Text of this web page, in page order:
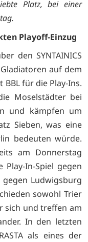
Platz, bei einer
Playoff-Einzug
den SYNTAINICS
auf dem
BBL für die Play-Ins.
Moselstädter bei
und kämpfen um
Sieben, was eine
bedeuten würde.
am Donnerstag
Play-In-Spiel gegen
Ludwigsburg
sowohl Trier
sich und treffen am
In den letzten
als eines der